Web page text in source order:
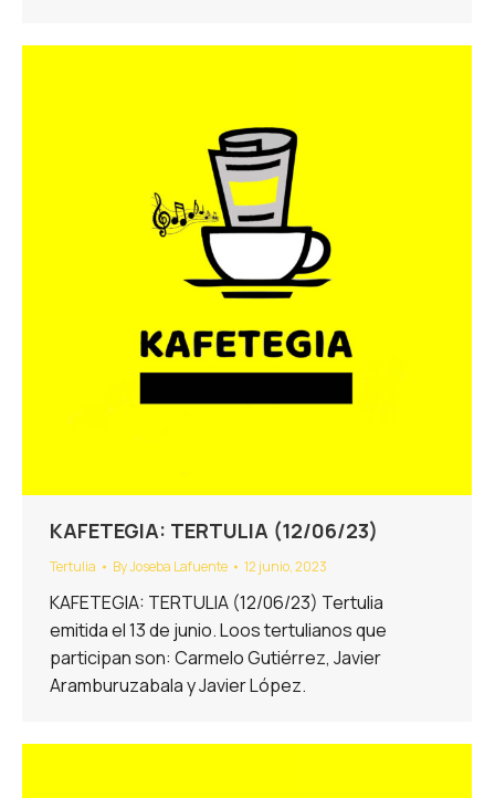
KAFETEGIA: TERTULIA (12/06/23)
Tertulia ByJoseba Lafuente 12 junio, 2023
KAFETEGIA: TERTULIA (12/06/23) Tertulia
emitida el 13 de junio. Loos tertulianos que
participan son: Carmelo Gutiérrez, Javier
Aramburuzabala y Javier López.